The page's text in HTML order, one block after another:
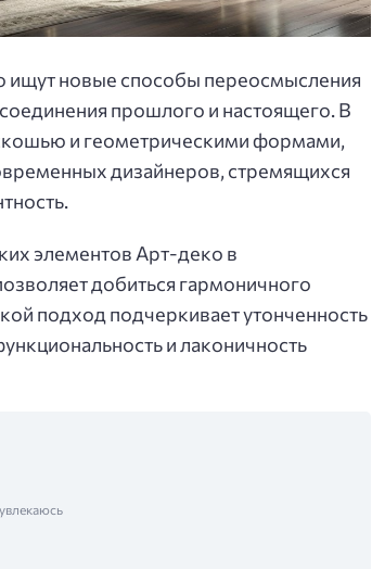
ищут новые способы переосмысления
прошлого и настоящего. В
и геометрическими формами,
дизайнеров, стремящихся
элементов Арт-деко в
добиться гармоничного
подход подчеркивает утонченность
и лаконичность